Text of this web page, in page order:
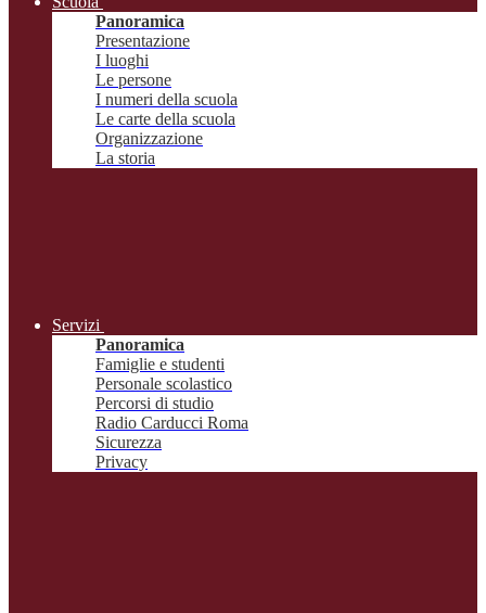
Panoramica
Presentazione
I luoghi
Le persone
I numeri della scuola
Le carte della scuola
Organizzazione
La storia
Servizi
Panoramica
Famiglie e studenti
Personale scolastico
Percorsi di studio
Radio Carducci Roma
Sicurezza
Privacy